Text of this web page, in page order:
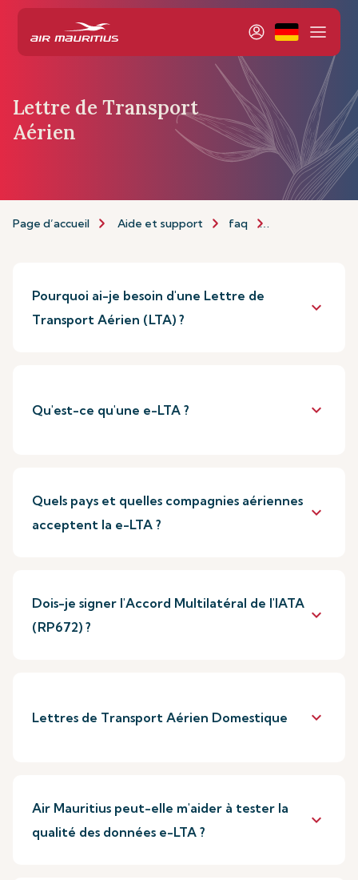
Lettre de Transport
Aérien
Page d’accueil Aide et support faq
Pourquoi ai-je besoin d'une Lettre de
Transport Aérien (LTA) ?
keyboard_arrow_down
Qu'est-ce qu'une e-LTA ? keyboard_arrow_down
Quels pays et quelles compagnies aériennes
acceptent la e-LTA ?
keyboard_arrow_down
Dois-je signer l'Accord Multilatéral de l'IATA
(RP672) ?
keyboard_arrow_down
Lettres de Transport Aérien Domestique keyboard_arrow_down
Air Mauritius peut-elle m'aider à tester la
qualité des données e-LTA ?
keyboard_arrow_down